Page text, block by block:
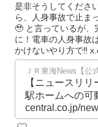
是非そうしてくださ
ら、人身事故で止ま
🥹 と言っているが
に！電車の人身事故
かけないやり方で‼️
ＪＲ東海News【公式
【ニュースリ
駅ホームへの可
central.co.jp/